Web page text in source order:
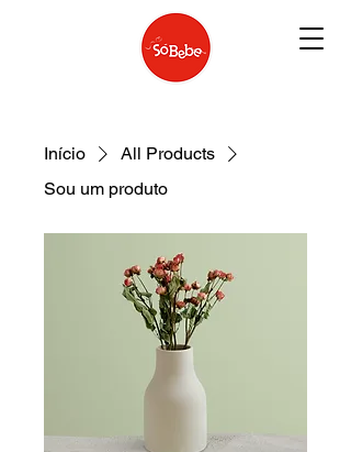
Início
All Products
Sou um produto